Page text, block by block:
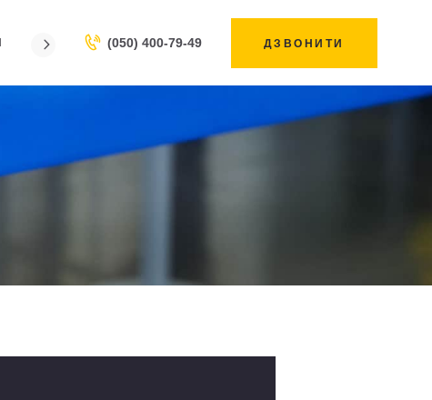
(050) 400-79-49 ДЗВОНИТИ